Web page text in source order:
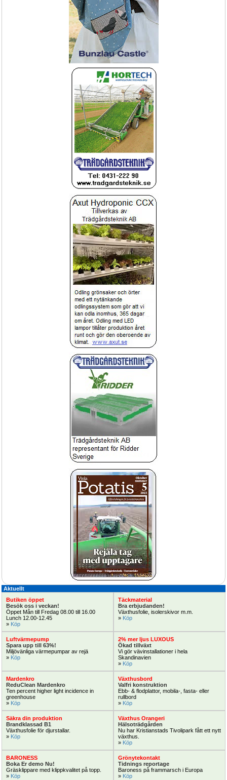
Stenbänk i rosa granit - rak Krymptunnel Mini
495-
Vakuumförpackare
Vacuumpack Ace automatisk
Näringsindikator Lt för krukväxten, ger
signal för gödning
Lt penna signal
Erbjudande
Spruta FOX Mobil batteridriven spruta
för proffs 18liter 4bar
Lättskött servicespruta med ett
ergonomiskt greppvänligt handtag.
Klimatstyrning HortiMaX-Go
Klimat dator HortiMax
Exponering!
Utöka exponeringen i butiken eller
nya odlingsbord?
HortiMax gödselblandare men hög
noggrannhet
Smidig bevattn
Självgående regntåg RollcarT-V för
bevattning med kraftig turbindrift 33-
Parkbänk tillverkad i Lärk eller Ek
Uppdatera rastplatser
Köp Nu!
Växthus SCANDI® EasyArt längd
20m,30m,60m
Nu paketerbjudande växthus
SCANDI
Håll rätt temp
Blomsterkyl öppen eller inklädd med
dörrar
Se till att blommorna håller längre
Köp Nu! Extra!
Aktuellt
Butiken öppet
Besök oss i veckan!
Öppet Mån till Fredag 08.00 till 16.00
Lunch 12.00-12.45
» Köp
Täckmaterial
Bra erbjudanden!
Växthusfolie, isolerskivor m.m.
» Köp
Luftvärmepump
Spara upp till 63%!
Miljövänliga värmepumpar av rejä
» Köp
2% mer ljus LUXOUS
Ökad tillväxt
Vi gör vävinstallationer i hela
Skandinavien
» Köp
Mardenkro
ReduClean Mardenkro
Ten percent higher light incidence in
greenhouse
» Köp
Växthusbord
Valfri konstruktion
Ebb- & flodplattor, mobila-, fasta- eller
rullbord
» Köp
Säkra din produktion
Brandklassad B1
Växthusfolie för djurstallar.
» Köp
Växthus Orangeri
Hälsoträdgården
Nu har Kristianstads Tivolipark fått ett nytt
växthus.
» Köp
BARONESS
Boka Er demo Nu!
Gräsklippare med klippkvalitet på topp.
» Köp
Grönytekontakt
Tidnings reportage
Baroness på frammarsch i Europa
» Köp